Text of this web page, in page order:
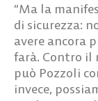
“Ma la
di sicurezza:
avere ancora
farà. Contro il
può Pozzoli
invece,